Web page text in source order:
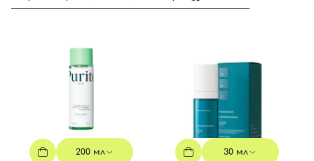
200 мл 30 мл
Реєстрація
Номер телефону